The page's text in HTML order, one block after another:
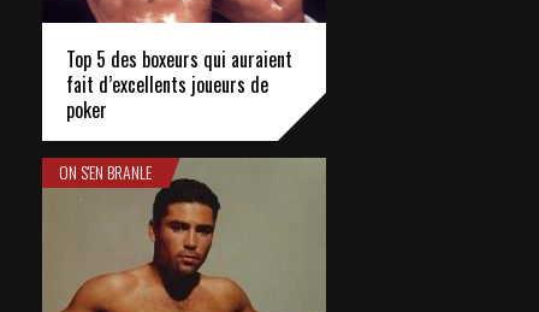
Top 5 des boxeurs qui auraient
fait d’excellents joueurs de
poker
ON S'EN BRANLE